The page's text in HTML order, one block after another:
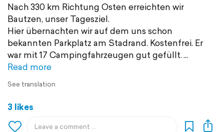
Nach 330 km Richtung Osten erreichten wir
Bautzen, unser Tagesziel.
Hier übernachten wir auf dem uns schon
bekannten Parkplatz am Stadrand. Kostenfrei. Er
war mit 17 Campingfahrzeugen gut gefüllt.
Read more
See translation
3 likes